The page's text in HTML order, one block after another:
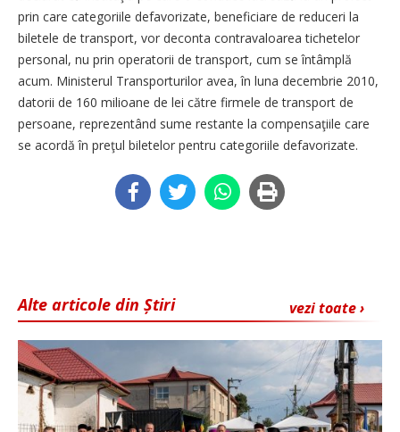
prin care categoriile defavorizate, beneficiare de reduceri la
biletele de transport, vor deconta contravaloarea tichetelor
personal, nu prin operatorii de transport, cum se întâmplă
acum. Ministerul Transporturilor avea, în luna decembrie 2010,
datorii de 160 milioane de lei către firmele de transport de
persoane, reprezentând sume restante la compensaţiile care
se acordă în preţul biletelor pentru categoriile defavorizate.
vezi toate ›
Alte articole din Știri